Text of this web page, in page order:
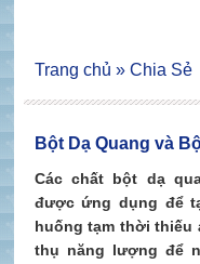
Bột Dạ Quang và
Các chất bột dạ
được ứng dụng để
huống tạm thời thiếu
thụ năng lượng để
Trang chủ » Chia Sẻ